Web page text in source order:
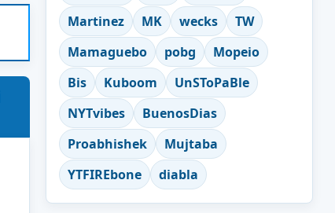
Martinez
MK wecks
TW
Mamaguebo
pobg
Mopeio
Bis
Kuboom
UnSToPaBle
NYTvibes
BuenosDias
Proabhishek
Mujtaba
YTFIREbone
diabla